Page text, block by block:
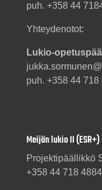
puh. +358 44
Yhteydenotot:
Lukio-
puh. +358 44 718
Meijän lukio II
Projektipäällikkö
+358 44 718